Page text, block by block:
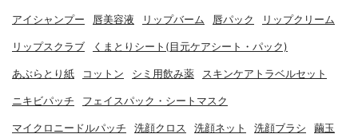
アイシャンプー 唇美容液 リップバーム 唇パック リップクリーム
リップスクラブ くまとりシート(目元ケアシート・パック)
あぶらとり紙 コットン シミ用飲み薬 スキンケアトラベルセット
ニキビパッチ フェイスパック・シートマスク
マイクロニードルパッチ 洗顔クロス 洗顔ネット 洗顔ブラシ 繭玉